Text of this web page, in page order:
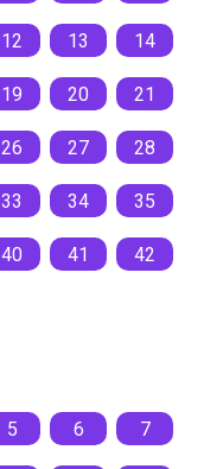
12 13 14
19 20 21
26 27 28
33 34 35
40 41 42
5 6 7